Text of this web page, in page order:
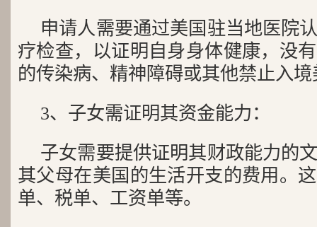
申请人需要通过美国驻当地医院
疗检查，以证明自身身体健康，没
的传染病、精神障碍或其他禁止入
3、子女需证明其资金能力：
子女需要提供证明其财政能力的
其父母在美国的生活开支的费用。
单、税单、工资单等。